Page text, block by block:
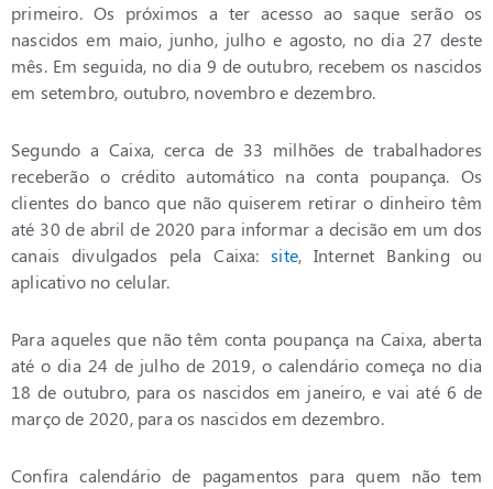
primeiro. Os próximos a ter acesso ao saque serão os
nascidos em maio, junho, julho e agosto, no dia 27 deste
mês. Em seguida, no dia 9 de outubro, recebem os nascidos
em setembro, outubro, novembro e dezembro.
Segundo a Caixa, cerca de 33 milhões de trabalhadores
receberão o crédito automático na conta poupança. Os
clientes do banco que não quiserem retirar o dinheiro têm
até 30 de abril de 2020 para informar a decisão em um dos
canais divulgados pela Caixa:site, Internet Banking ou
aplicativo no celular.
Para aqueles que não têm conta poupança na Caixa, aberta
até o dia 24 de julho de 2019, o calendário começa no dia
18 de outubro, para os nascidos em janeiro, e vai até 6 de
março de 2020, para os nascidos em dezembro.
Confira calendário de pagamentos para quem não tem